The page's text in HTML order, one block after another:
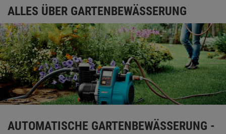
ALLES ÜBER GARTENBEWÄSSERUNG
AUTOMATISCHE GARTENBEWÄSSERUNG -